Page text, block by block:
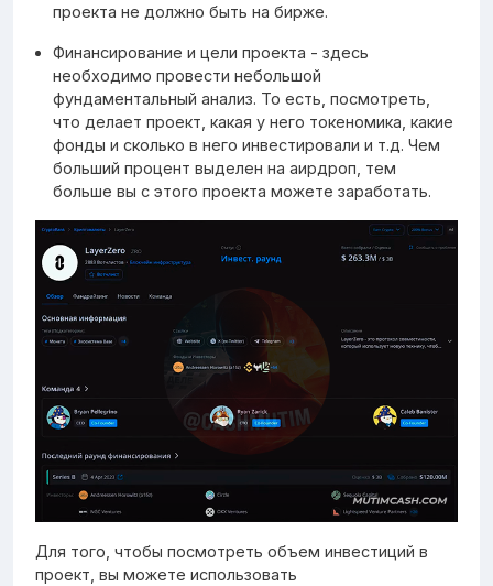
проекта не должно быть на бирже.
Финансирование и цели проекта - здесь
необходимо провести небольшой
фундаментальный анализ. То есть, посмотреть,
что делает проект, какая у него токеномика, какие
фонды и сколько в него инвестировали и т.д. Чем
больший процент выделен на аирдроп, тем
больше вы с этого проекта можете заработать.
Для того, чтобы посмотреть объем инвестиций в
проект, вы можете использовать